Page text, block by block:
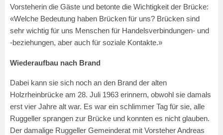
Vorsteherin die Gäste und betonte die Wichtigkeit der Brücke:
«Welche Bedeutung haben Brücken für uns? Brücken sind
sehr wichtig für uns Menschen für Handelsverbindungen- und
-beziehungen, aber auch für soziale Kontakte.»
Wiederaufbau nach Brand
Dabei kann sie sich noch an den Brand der alten
Holzrheinbrücke am 28. Juli 1963 erinnern, obwohl sie damals
erst vier Jahre alt war. Es war ein schlimmer Tag für sie, alle
Ruggeller sprangen zur Brücke und konnten es nicht glauben.
Der damalige Ruggeller Gemeinderat mit Vorsteher Andreas